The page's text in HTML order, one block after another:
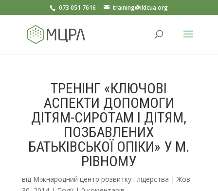
073 051 7616 training@ildcua.org
ТРЕНІНГ «КЛЮЧОВІ
АСПЕКТИ ДОПОМОГИ
ДІТЯМ-СИРОТАМ І ДІТЯМ,
ПОЗБАВЛЕНИХ
БАТЬКІВСЬКОЇ ОПІКИ» У М.
РІВНОМУ
від Міжнародний центр розвитку і лідерства | Жов